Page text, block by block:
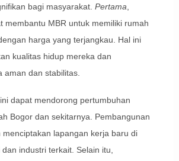
bagi masyarakat. Pertama
membantu MBR untuk memiliki rumah
harga yang terjangkau. Hal ini
kualitas hidup mereka dan
aman dan stabilitas.
ini dapat mendorong pertumbuhan
Bogor dan sekitarnya. Pembangunan
menciptakan lapangan kerja baru di
industri terkait. Selain itu,